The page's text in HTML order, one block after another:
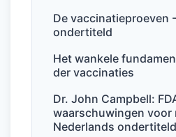
De vaccinatieproeven
ondertiteld
Het wankele
der vaccinaties
Dr. John Campbell:
waarschuwingen voor
Nederlands ondertiteld